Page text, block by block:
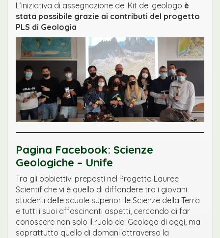
L’iniziativa di assegnazione del Kit del geologo è
stata possibile grazie ai contributi del progetto
PLS di Geologia
Pagina Facebook: Scienze
Geologiche – Unife
Tra gli obbiettivi preposti nel Progetto Lauree
Scientifiche vi è quello di diffondere tra i giovani
studenti delle scuole superiori le Scienze della Terra
e tutti i suoi affascinanti aspetti, cercando di far
conoscere non solo il ruolo del Geologo di oggi, ma
soprattutto quello di domani attraverso la